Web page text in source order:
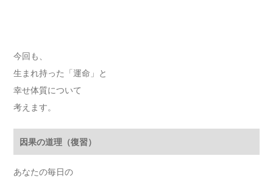
今回も、
生まれ持った「運命」と
幸せ体質について
考えます。
因果の道理（復習）
あなたの毎日の